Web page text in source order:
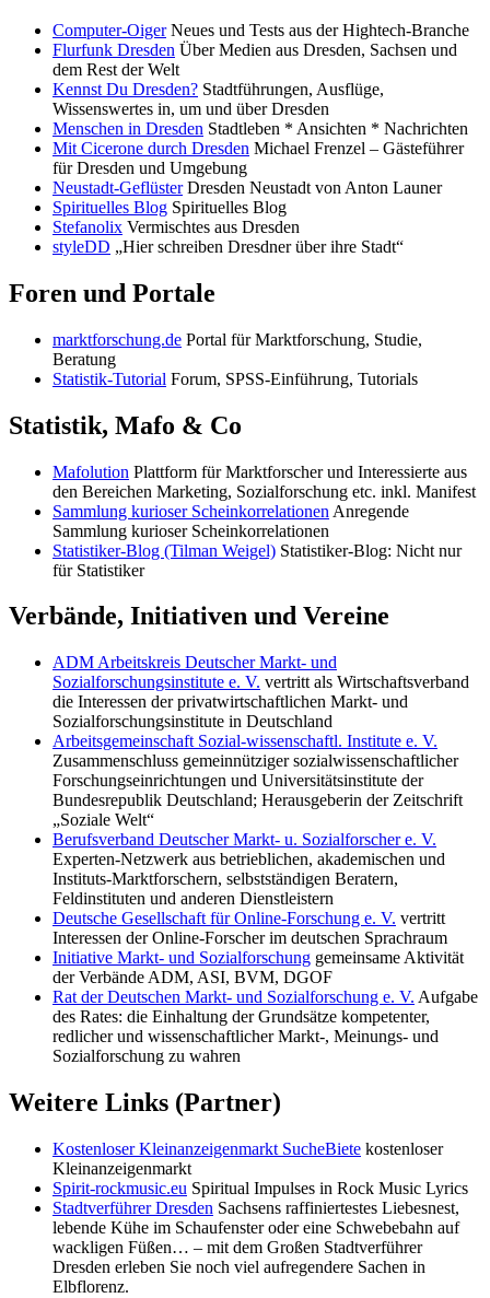
Computer-OigerNeues und Tests aus der Hightech-Branche
Flurfunk Dresden Über Medien aus Dresden, Sachsen und
dem Rest der Welt
Kennst Du Dresden? Stadtführungen, Ausflüge,
Wissenswertes in, um und über Dresden
Menschen in Dresden Stadtleben * Ansichten * Nachrichten
Mit Cicerone durch Dresden Michael Frenzel – Gästeführer
für Dresden und Umgebung
Neustadt-GeflüsterDresden Neustadt von Anton Launer
Spirituelles Blog Spirituelles Blog
Stefanolix Vermischtes aus Dresden
styleDD „Hier schreiben Dresdner über ihre Stadt“
Foren und Portale
marktforschung.de Portal für Marktforschung, Studie,
Beratung
Statistik-Tutorial Forum, SPSS-Einführung, Tutorials
Statistik, Mafo & Co
Mafolution Plattform für Marktforscher und Interessierte aus
den Bereichen Marketing, Sozialforschung etc. inkl. Manifest
Sammlung kurioser Scheinkorrelationen Anregende
Sammlung kurioser Scheinkorrelationen
Statistiker-Blog (Tilman Weigel) Statistiker-Blog: Nicht nur
für Statistiker
Verbände, Initiativen und Vereine
ADM Arbeitskreis Deutscher Markt- und
Sozialforschungsinstitute e. V. vertritt als Wirtschaftsverband
die Interessen der privatwirtschaftlichen Markt- und
Sozialforschungsinstitute in Deutschland
Arbeitsgemeinschaft Sozial-wissenschaftl. Institute e. V.
Zusammenschluss gemeinnütziger sozialwissenschaftlicher
Forschungseinrichtungen und Universitätsinstitute der
Bundesrepublik Deutschland; Herausgeberin der Zeitschrift
„Soziale Welt“
Berufsverband Deutscher Markt- u. Sozialforscher e. V.
Experten-Netzwerk aus betrieblichen, akademischen und
Instituts-Marktforschern, selbstständigen Beratern,
Feldinstituten und anderen Dienstleistern
Deutsche Gesellschaft für Online-Forschung e. V. vertritt
Interessen der Online-Forscher im deutschen Sprachraum
Initiative Markt- und Sozialforschung gemeinsame Aktivität
der Verbände ADM, ASI, BVM, DGOF
Rat der Deutschen Markt- und Sozialforschung e. V. Aufgabe
des Rates: die Einhaltung der Grundsätze kompetenter,
redlicher und wissenschaftlicher Markt-, Meinungs- und
Sozialforschung zu wahren
Weitere Links (Partner)
Kostenloser Kleinanzeigenmarkt SucheBiete kostenloser
Kleinanzeigenmarkt
Spirit-rockmusic.eu Spiritual Impulses in Rock Music Lyrics
Stadtverführer Dresden Sachsens raffiniertestes Liebesnest,
lebende Kühe im Schaufenster oder eine Schwebebahn auf
wackligen Füßen… – mit dem Großen Stadtverführer
Dresden erleben Sie noch viel aufregendere Sachen in
Elbflorenz.